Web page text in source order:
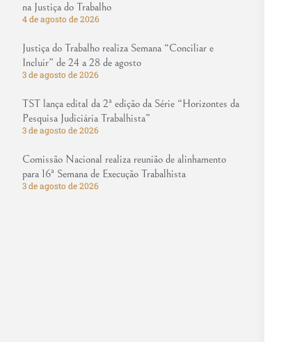
na Justiça do Trabalho
4 de agosto de 2026
Justiça do Trabalho realiza Semana “Conciliar e
Incluir” de 24 a 28 de agosto
3 de agosto de 2026
TST lança edital da 2ª edição da Série “Horizontes da
Pesquisa Judiciária Trabalhista”
3 de agosto de 2026
Comissão Nacional realiza reunião de alinhamento
para 16ª Semana de Execução Trabalhista
3 de agosto de 2026